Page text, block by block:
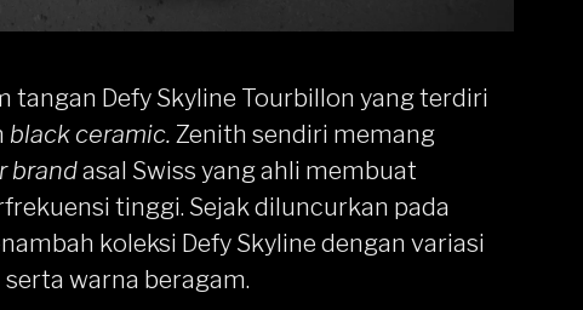
tangan Defy Skyline Tourbillon yang terdiri
black ceramic. Zenith sendiri memang
brandasal Swiss yang ahli membuat
tinggi. Sejak diluncurkan pada
koleksi Defy Skyline dengan variasi
warna beragam.